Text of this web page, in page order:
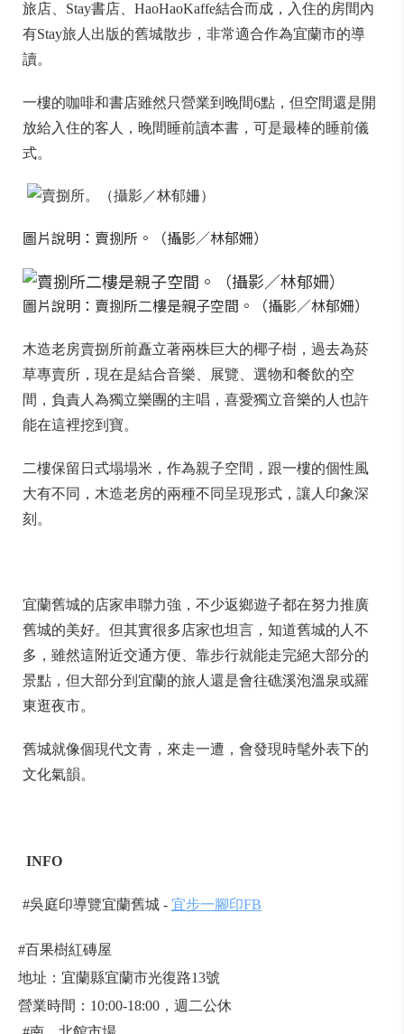
旅店、Stay書店、HaoHaoKaffe結合而成，入住的房間內
有Stay旅人出版的舊城散步，非常適合作為宜蘭市的導
讀。
一樓的咖啡和書店雖然只營業到晚間6點，但空間還是開
放給入住的客人，晚間睡前讀本書，可是最棒的睡前儀
式。
圖片說明：賣捌所。（攝影／林郁姍）
圖片說明：賣捌所二樓是親子空間。（攝影／林郁姍）
木造老房賣捌所前矗立著兩株巨大的椰子樹，過去為菸
草專賣所，現在是結合音樂、展覽、選物和餐飲的空
間，負責人為獨立樂團的主唱，喜愛獨立音樂的人也許
能在這裡挖到寶。
二樓保留日式塌塌米，作為親子空間，跟一樓的個性風
大有不同，木造老房的兩種不同呈現形式，讓人印象深
刻。
宜蘭舊城的店家串聯力強，不少返鄉遊子都在努力推廣
舊城的美好。但其實很多店家也坦言，知道舊城的人不
多，雖然這附近交通方便、靠步行就能走完絕大部分的
景點，但大部分到宜蘭的旅人還是會往礁溪泡溫泉或羅
東逛夜市。
舊城就像個現代文青，來走一遭，會發現時髦外表下的
文化氣韻。
INFO
#吳庭印導覽宜蘭舊城 - 宜步一腳印FB
#百果樹紅磚屋
地址：宜蘭縣宜蘭市光復路13號
營業時間：10:00-18:00，週二公休